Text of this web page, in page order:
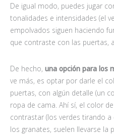
De igual modo, puedes jugar
tonalidades e intensidades (el
empolvados siguen haciendo
que contraste con las puertas,
De hecho, una opción para los
ve más, es optar por darle el
puertas, con algún detalle (un
ropa de cama. Ahí sí, el color
contrastar (los verdes tirando
los granates, suelen llevarse la